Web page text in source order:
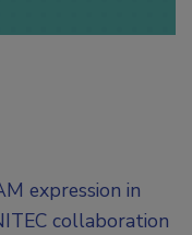
expression in
collaboration